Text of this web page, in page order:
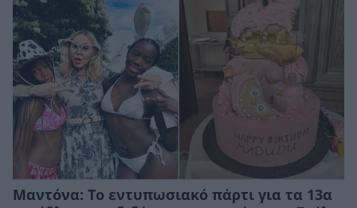
Μαντόνα: Το εντυπωσιακό πάρτι για τα 13α